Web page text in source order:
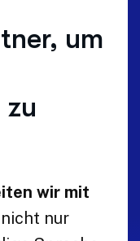
um
wir mit
nur